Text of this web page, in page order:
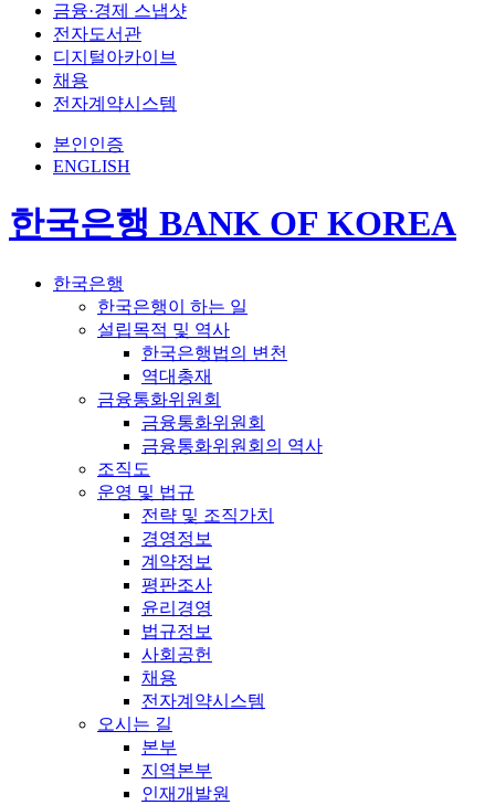
금융·경제 스냅샷
전자도서관
디지털아카이브
채용
전자계약시스템
본인인증
ENGLISH
한국은행 BANK OF KOREA
한국은행
한국은행이 하는 일
설립목적 및 역사
한국은행법의 변천
역대총재
금융통화위원회
금융통화위원회
금융통화위원회의 역사
조직도
운영 및 법규
전략 및 조직가치
경영정보
계약정보
평판조사
윤리경영
법규정보
사회공헌
채용
전자계약시스템
오시는 길
본부
지역본부
인재개발원